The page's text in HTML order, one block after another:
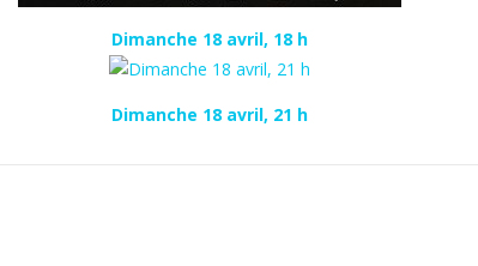
Dimanche 18 avril, 18 h
Dimanche 18 avril, 21 h